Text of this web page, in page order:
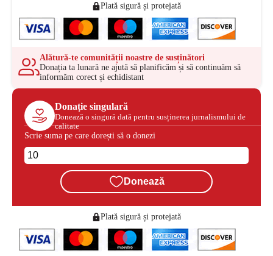
Plată sigură și protejată
Alătură-te comunității noastre de susținători
Donația ta lunară ne ajută să planificăm și să continuăm să
informăm corect și echidistant
Donație singulară
Donează o singură dată pentru susținerea jurnalismului de
calitate
Scrie suma pe care dorești să o donezi
Donează
Plată sigură și protejată